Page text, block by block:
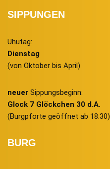
SIPPUNGEN
Uhutag:
Dienstag
(von Oktober bis April)
neuer Sippungsbeginn:
Glock 7 Glöckchen 30 d.A.
(Burgpforte geöffnet ab 18:30)
BURG